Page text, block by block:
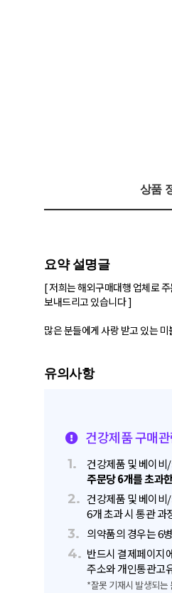
상품
요약 설명글
[ 저희는 해외구매대행 업체로
보내드리고 있습니다 ]
많은 분들에게 사랑 받고 있는
유의사항
건강제품 구매관
1. 건강제품 및 베이
주문당 6개를 초과
2. 건강제품 및 베이비
6개 초과 시 통관 과
3. 의약품의 경우는 6
4. 반드시 결제페이지
주소와 개인통관고
*잘못 기재시 발생되는